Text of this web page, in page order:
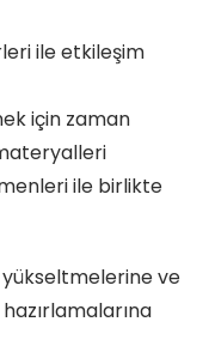
ile etkileşim
için zaman
ile birlikte
yükseltmelerine ve